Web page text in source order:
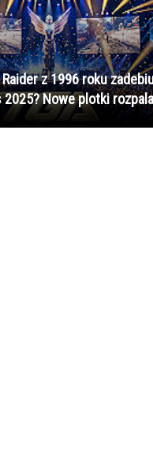
z 1996 roku
2025? Nowe plotki